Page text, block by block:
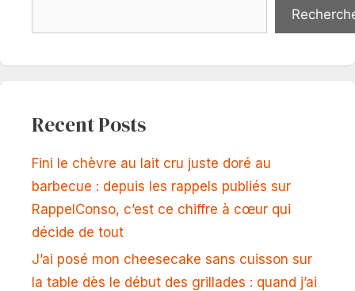
Recent Posts
Fini le chèvre au lait cru juste doré au
barbecue : depuis les rappels publiés sur
RappelConso, c’est ce chiffre à cœur qui
décide de tout
J’ai posé mon cheesecake sans cuisson sur
la table dès le début des grillades : quand j’ai